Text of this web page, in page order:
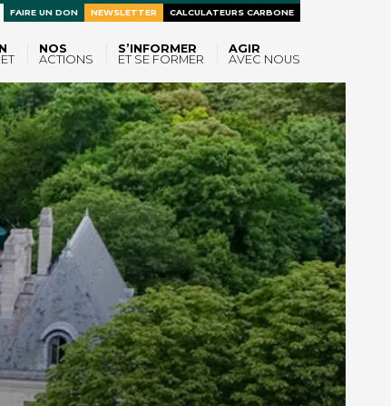
NOS
ACTIONS
S’INFORMER
ET SE FORMER
AGIR
AVEC NOUS
FAIRE UN DON NEWSLETTER CALCULATEURS CARBONE